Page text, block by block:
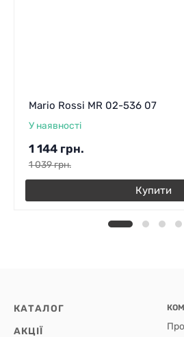
Mario Rossi MR 02-536 07
У наявності
1 144 грн.
1 039грн.
Купити
КАТАЛОГ
АКЦІЇ